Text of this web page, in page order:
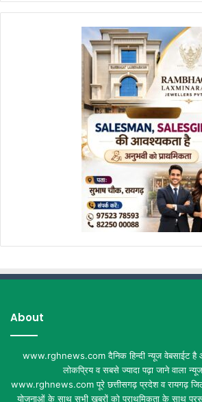
About
www.rghnews.com दैनिक हिन्दी न्यूज वेबसाईट है
लोकप्रिय व सबसे ज्यादा पढ़ा जाने वाला
www.rghnews.com पूरे छत्तीसगढ़ प्रदेश व रायगढ़ जिले
योजनाओं के साथ सभी खबरों को प्राथमिकता के साथ